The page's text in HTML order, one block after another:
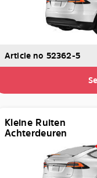
Article no 52362-5
Kleine Ruiten
Achterdeuren